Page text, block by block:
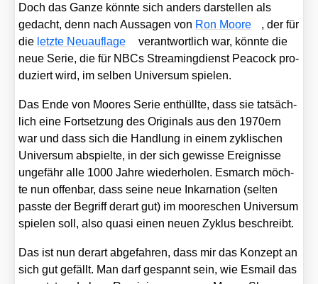
Doch das Gan­ze könn­te sich anders dar­stel­len als
gedacht, denn nach Aus­sa­gen von Ron Moo­re
, der für
die letz­te Neu­auf­la­ge
ver­ant­wort­lich war, könn­te die
neue Serie, die für NBCs Strea­ming­dienst Pea­cock pro­
du­ziert wird, im sel­ben Uni­ver­sum spie­len.
Das Ende von Moo­res Serie ent­hüll­te, dass sie tat­säch­
lich eine Fort­set­zung des Ori­gi­nals aus den 1970ern
war und dass sich die Hand­lung in einem zykli­schen
Uni­ver­sum abspiel­te, in der sich gewis­se Ereig­nis­se
unge­fähr alle 1000 Jah­re wie­der­ho­len. Esmarch möch­
te nun offen­bar, dass sei­ne neue Inkar­na­ti­on (sel­ten
pass­te der Begriff der­art gut) im moo­re­schen Uni­ver­sum
spie­len soll, also qua­si einen neu­en Zyklus beschreibt.
Das ist nun der­art abge­fah­ren, dass mir das Kon­zept an
sich gut gefällt. Man darf gespannt sein, wie Esmail das